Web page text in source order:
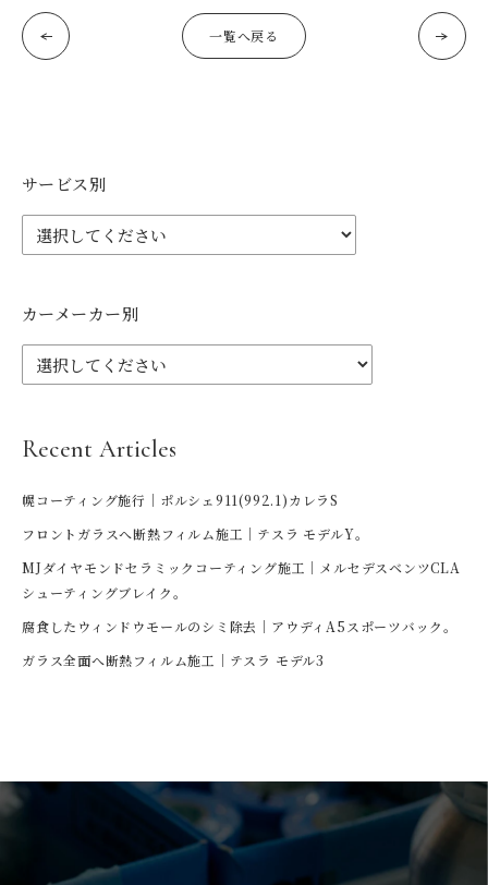
一覧へ戻る
サービス別
カーメーカー別
Recent Articles
幌コーティング施行｜ポルシェ911(992.1)カレラS
フロントガラスへ断熱フィルム施工｜テスラ モデルY。
MJダイヤモンドセラミックコーティング施工｜メルセデスベンツCLA
シューティングブレイク。
腐食したウィンドウモールのシミ除去｜アウディA5スポーツバック。
ガラス全面へ断熱フィルム施工｜テスラ モデル3